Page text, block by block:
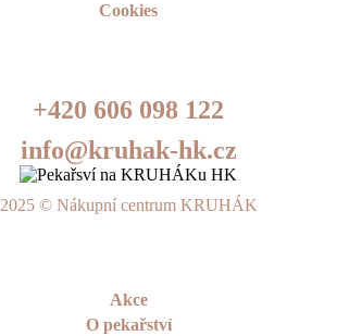
Cookies
+420 606 098 122
info@kruhak-hk.cz
2025 © Nákupní centrum KRUHÁK
Akce
O pekařství